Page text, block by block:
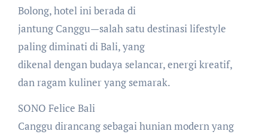
Bolong, hotel ini berada di
jantung Canggu—salah satu destinasi lifestyle
paling diminati di Bali, yang
dikenal dengan budaya selancar, energi kreatif,
dan ragam kuliner yang semarak.
SONO Felice Bali
Canggu dirancang sebagai hunian modern yang